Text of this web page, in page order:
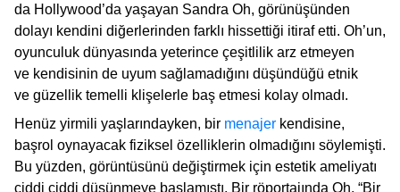
da Hollywood’da yaşayan Sandra Oh, görünüşünden
dolayı kendini diğerlerinden farklı hissettiği itiraf etti. Oh’un,
oyunculuk dünyasında yeterince çeşitlilik arz etmeyen
ve kendisinin de uyum sağlamadığını düşündüğü etnik
ve güzellik temelli klişelerle baş etmesi kolay olmadı.
Henüz yirmili yaşlarındayken, bir menajer kendisine,
başrol oynayacak fiziksel özelliklerin olmadığını söylemişti.
Bu yüzden, görüntüsünü değiştirmek için estetik ameliyatı
ciddi ciddi düşünmeye başlamıştı. Bir röportajında Oh, “Bir